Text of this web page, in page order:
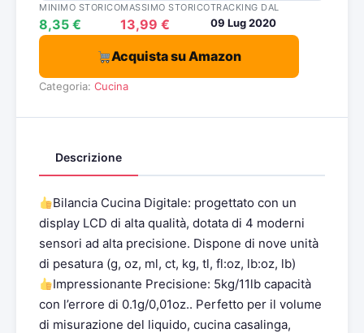
MINIMO STORICO
8,35 €
MASSIMO STORICO
13,99 €
TRACKING DAL
09 Lug 2020
Acquista su Amazon
Categoria: Cucina
Descrizione
Bilancia Cucina Digitale: progettato con un
display LCD di alta qualità, dotata di 4 moderni
sensori ad alta precisione. Dispone di nove unità
di pesatura (g, oz, ml, ct, kg, tl, fl:oz, lb:oz, lb)
Impressionante Precisione: 5kg/11lb capacità
con l’errore di 0.1g/0,01oz.. Perfetto per il volume
di misurazione del liquido, cucina casalinga,